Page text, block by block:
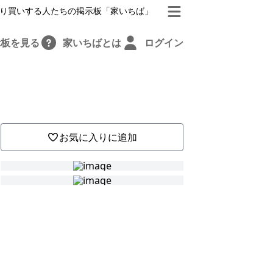
買いする人たちの掲示板「家いちば」
を見る 家いちばとは ログイン
お気に入りに追加